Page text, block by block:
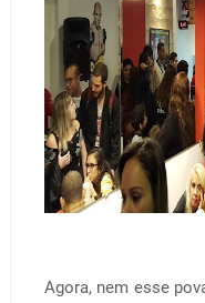
Agora, nem esse